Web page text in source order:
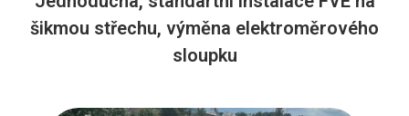
šikmou střechu, výměna elektroměrového
sloupku